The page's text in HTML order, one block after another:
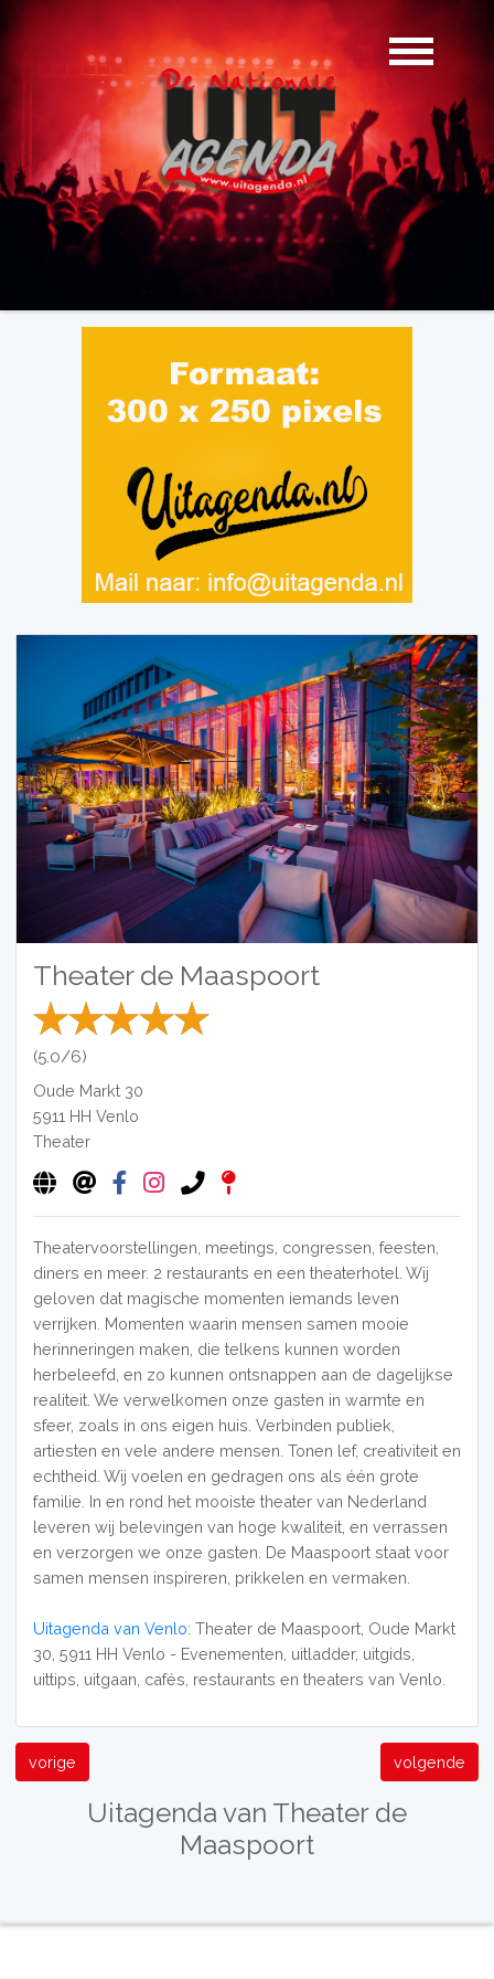
Theater de Maaspoort
(5.0/6)
Oude Markt 30
5911 HH Venlo
Theater
Theatervoorstellingen, meetings, congressen, feesten,
diners en meer. 2 restaurants en een theaterhotel. Wij
geloven dat magische momenten iemands leven
verrijken. Momenten waarin mensen samen mooie
herinneringen maken, die telkens kunnen worden
herbeleefd, en zo kunnen ontsnappen aan de dagelijkse
realiteit. We verwelkomen onze gasten in warmte en
sfeer, zoals in ons eigen huis. Verbinden publiek,
artiesten en vele andere mensen. Tonen lef, creativiteit en
echtheid. Wij voelen en gedragen ons als één grote
familie. In en rond het mooiste theater van Nederland
leveren wij belevingen van hoge kwaliteit, en verrassen
en verzorgen we onze gasten. De Maaspoort staat voor
samen mensen inspireren, prikkelen en vermaken.
Uitagenda van Venlo: Theater de Maaspoort, Oude Markt
30, 5911 HH Venlo - Evenementen, uitladder, uitgids,
uittips, uitgaan, cafés, restaurants en theaters van Venlo.
vorige volgende
Uitagenda van Theater de
Maaspoort